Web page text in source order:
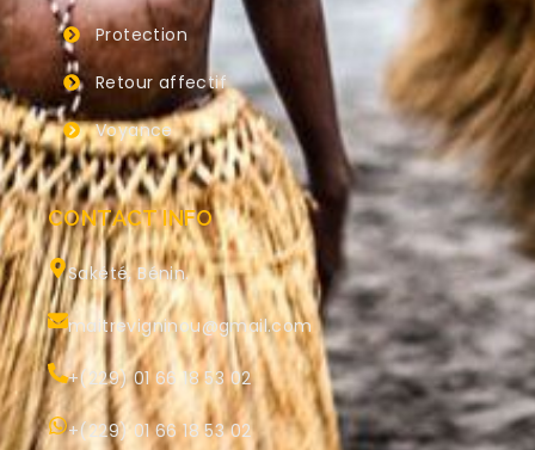
Protection
Retour affectif
Voyance
CONTACT INFO
Sakété, Bénin.
maitrevigninou@gmail.com
+(229) 01 66 18 53 02
+(229) 01 66 18 53 02